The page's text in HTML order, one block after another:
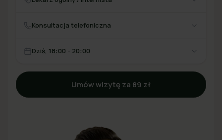
Konsultacja telefoniczna
Dziś, 18:00 - 20:00
Umów wizytę za 89 zł